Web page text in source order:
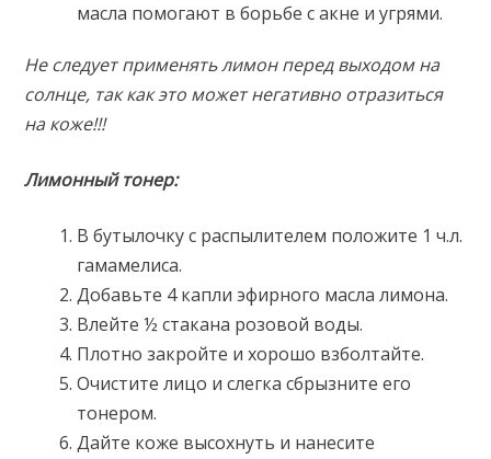
масла помогают в борьбе с акне и угрями.
Не следует применять лимон перед выходом на
солнце, так как это может негативно отразиться
на коже!!!
Лимонный тонер:
В бутылочку с распылителем положите 1 ч.л.
гамамелиса.
Добавьте 4 капли эфирного масла лимона.
Влейте ½ стакана розовой воды.
Плотно закройте и хорошо взболтайте.
Очистите лицо и слегка сбрызните его
тонером.
Дайте коже высохнуть и нанесите